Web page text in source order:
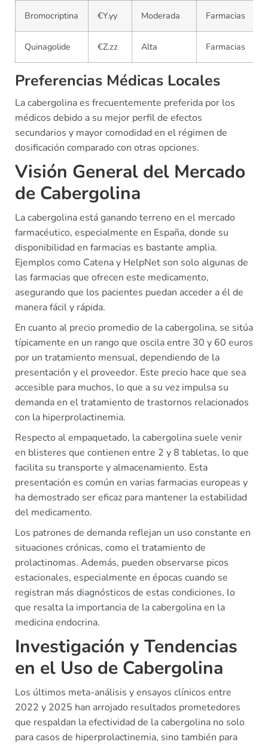
Bromocriptina €Y.yy Moderada Farmacias
Quinagolide €Z.zz Alta Farmacias
Preferencias Médicas Locales
La cabergolina es frecuentemente preferida por los
médicos debido a su mejor perfil de efectos
secundarios y mayor comodidad en el régimen de
dosificación comparado con otras opciones.
Visión General del Mercado
de Cabergolina
La cabergolina está ganando terreno en el mercado
farmacéutico, especialmente en España, donde su
disponibilidad en farmacias es bastante amplia.
Ejemplos como Catena y HelpNet son solo algunas de
las farmacias que ofrecen este medicamento,
asegurando que los pacientes puedan acceder a él de
manera fácil y rápida.
En cuanto al precio promedio de la cabergolina, se sitúa
típicamente en un rango que oscila entre 30 y 60 euros
por un tratamiento mensual, dependiendo de la
presentación y el proveedor. Este precio hace que sea
accesible para muchos, lo que a su vez impulsa su
demanda en el tratamiento de trastornos relacionados
con la hiperprolactinemia.
Respecto al empaquetado, la cabergolina suele venir
en blisteres que contienen entre 2 y 8 tabletas, lo que
facilita su transporte y almacenamiento. Esta
presentación es común en varias farmacias europeas y
ha demostrado ser eficaz para mantener la estabilidad
del medicamento.
Los patrones de demanda reflejan un uso constante en
situaciones crónicas, como el tratamiento de
prolactinomas. Además, pueden observarse picos
estacionales, especialmente en épocas cuando se
registran más diagnósticos de estas condiciones, lo
que resalta la importancia de la cabergolina en la
medicina endocrina.
Investigación y Tendencias
en el Uso de Cabergolina
Los últimos meta-análisis y ensayos clínicos entre
2022 y 2025 han arrojado resultados prometedores
que respaldan la efectividad de la cabergolina no solo
para casos de hiperprolactinemia, sino también para